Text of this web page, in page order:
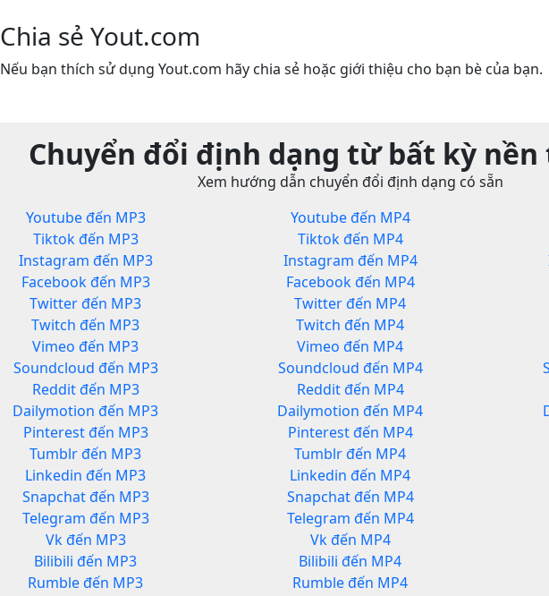
Chia sẻ Yout.com
Nếu bạn thích sử dụng Yout.com hãy chia sẻ hoặc giới thiệu cho bạn bè của bạn.
Chuyển đổi định dạng từ bất kỳ nền
Xem hướng dẫn chuyển đổi định dạng có sẵn
Youtube đến MP3
Tiktok đến MP3
Instagram đến MP3
Facebook đến MP3
Twitter đến MP3
Twitch đến MP3
Vimeo đến MP3
Soundcloud đến MP3
Reddit đến MP3
Dailymotion đến MP3
Pinterest đến MP3
Tumblr đến MP3
Linkedin đến MP3
Snapchat đến MP3
Telegram đến MP3
Vk đến MP3
Bilibili đến MP3
Rumble đến MP3
Youtube đến MP4
Tiktok đến MP4
Instagram đến MP4
Facebook đến MP4
Twitter đến MP4
Twitch đến MP4
Vimeo đến MP4
Soundcloud đến MP4
Reddit đến MP4
Dailymotion đến MP4
Pinterest đến MP4
Tumblr đến MP4
Linkedin đến MP4
Snapchat đến MP4
Telegram đến MP4
Vk đến MP4
Bilibili đến MP4
Rumble đến MP4